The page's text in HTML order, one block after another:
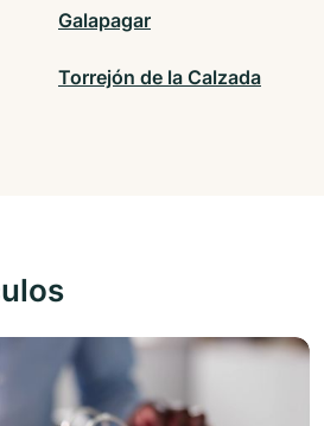
Galapagar
Torrejón de la Calzada